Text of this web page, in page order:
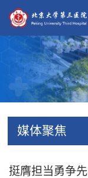
媒体聚焦
挺膺担当勇争